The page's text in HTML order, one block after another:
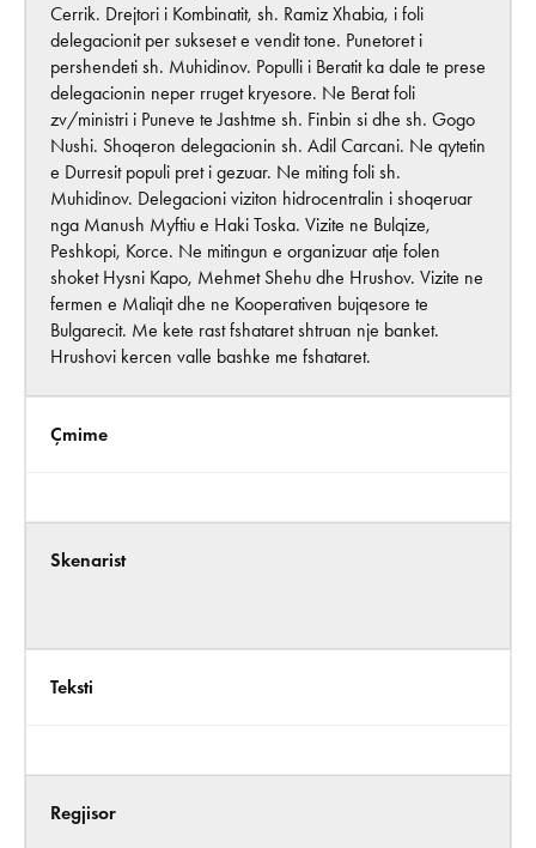
Cerrik. Drejtori i Kombinatit, sh. Ramiz Xhabia, i foli
delegacionit per sukseset e vendit tone. Punetoret i
pershendeti sh. Muhidinov. Populli i Beratit ka dale te prese
delegacionin neper rruget kryesore. Ne Berat foli
zv/ministri i Puneve te Jashtme sh. Finbin si dhe sh. Gogo
Nushi. Shoqeron delegacionin sh. Adil Carcani. Ne qytetin
e Durresit populi pret i gezuar. Ne miting foli sh.
Muhidinov. Delegacioni viziton hidrocentralin i shoqeruar
nga Manush Myftiu e Haki Toska. Vizite ne Bulqize,
Peshkopi, Korce. Ne mitingun e organizuar atje folen
shoket Hysni Kapo, Mehmet Shehu dhe Hrushov. Vizite ne
fermen e Maliqit dhe ne Kooperativen bujqesore te
Bulgarecit. Me kete rast fshataret shtruan nje banket.
Hrushovi kercen valle bashke me fshataret.
Çmime
Skenarist
Teksti
Regjisor